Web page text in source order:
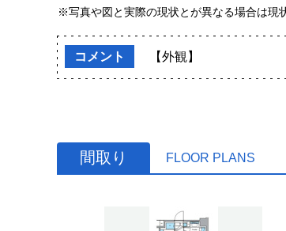
※写真や図と実際の現状とが異なる場合は現
コメント 【外観】
間取り FLOOR PLANS